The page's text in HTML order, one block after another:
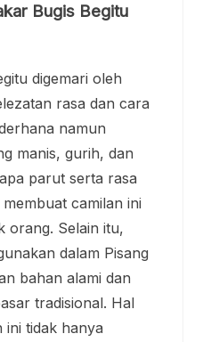
Bugis Begitu
digemari oleh
rasa dan cara
namun
manis, gurih, dan
parut serta rasa
camilan ini
orang. Selain itu,
dalam Pisang
bahan alami dan
tradisional. Hal
ini tidak hanya